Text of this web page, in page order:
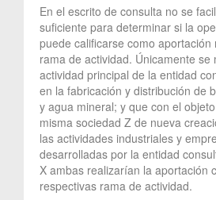
En el escrito de consulta no se
suficiente para determinar si la
puede calificarse como aportación
rama de actividad. Únicamente se
actividad principal de la entidad
en la fabricación y distribución de
y agua mineral; y que con el
misma sociedad Z de nueva
las actividades industriales y
desarrolladas por la entidad
X ambas realizarían la aportación
respectivas rama de actividad.